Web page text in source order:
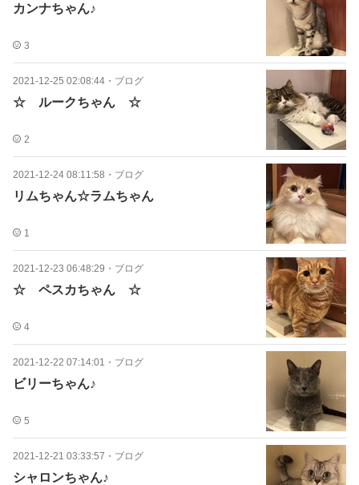
カンナちゃん♪
3
2021-12-25 02:08:44 ・ ブログ
☆ ルークちゃん ☆
2
2021-12-24 08:11:58 ・ ブログ
リムちゃん☆ラムちゃん
1
2021-12-23 06:48:29 ・ ブログ
☆ ペスカちゃん ☆
4
2021-12-22 07:14:01 ・ ブログ
ビリーちゃん♪
5
2021-12-21 03:33:57 ・ ブログ
シャロンちゃん♪